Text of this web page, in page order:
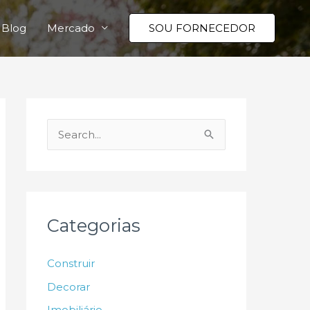
Blog Mercado SOU FORNECEDOR
e
i
r
Categorias
Construir
Decorar